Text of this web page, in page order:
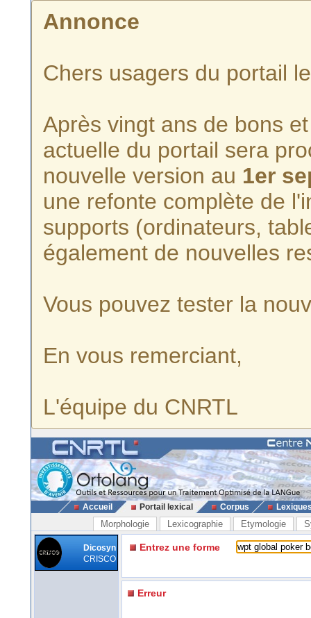
Annonce
Chers usagers du portail
Après vingt ans de bons
actuelle du portail sera
nouvelle version au 1er
une refonte complète de
supports (ordinateurs,
également de nouvelles
Vous pouvez tester la
En vous remerciant,
L'équipe du CNRTL
Accueil Portail lexical Corpus
Morphologie Lexicographie Etymologie
Dicosyn
CRISCO
Entrez une forme
Erreur